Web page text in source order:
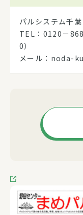
パルシステム千
TEL：0120－
0）
メール：noda-